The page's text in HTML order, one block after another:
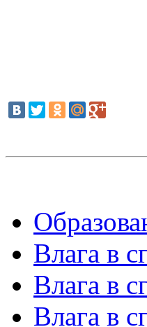
Влага в
Влага в
Влага в